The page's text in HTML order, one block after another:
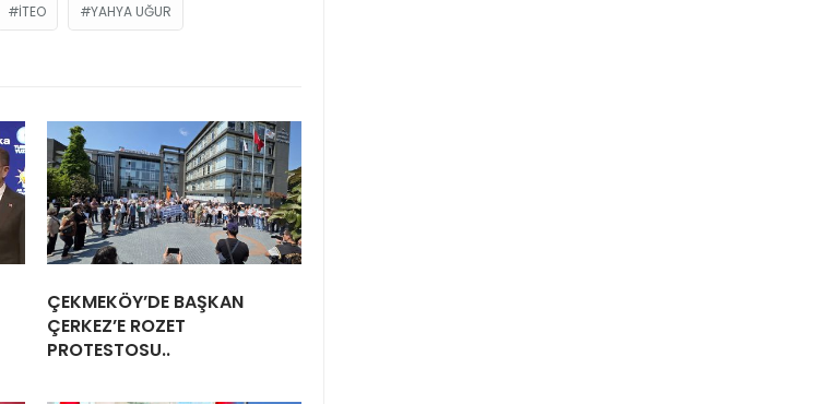
İTEO YAHYA UĞUR
ÇEKMEKÖY’DE BAŞKAN
ÇERKEZ’E ROZET
PROTESTOSU..